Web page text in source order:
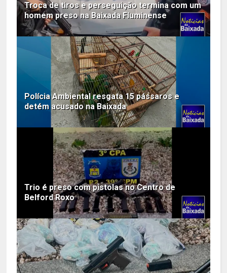
Troca de tiros e perseguição termina com um
homem preso na Baixada Fluminense
Polícia Ambiental resgata 15 pássaros e
detém acusado na Baixada
Trio é preso com pistolas no Centro de
Belford Roxo